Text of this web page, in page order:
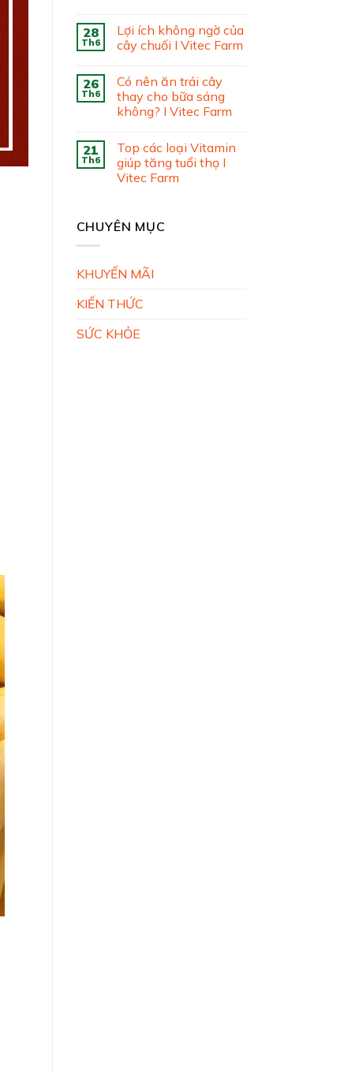
28
Th6
Lợi ích không ngờ của
cây chuối I Vitec Farm
26
Th6
Có nên ăn trái cây
thay cho bữa sáng
không? I Vitec Farm
21
Th6
Top các loại Vitamin
giúp tăng tuổi thọ I
Vitec Farm
CHUYÊN MỤC
KHUYẾN MÃI
KIẾN THỨC
SỨC KHỎE